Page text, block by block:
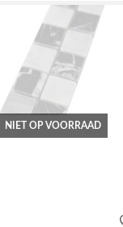
NIET OP VOORRAAD